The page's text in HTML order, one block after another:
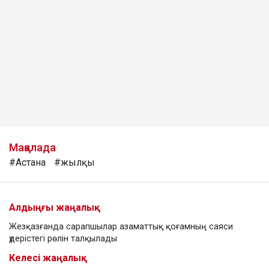
Мақалада
#Астана #жылқы
Алдыңғы жаңалық
Жезқазғанда сарапшылар азаматтық қоғамның саяси
үдерістегі рөлін талқылады
Келесі жаңалық